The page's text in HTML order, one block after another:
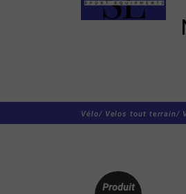
Vélo/ Velos tout terrain/
Produit